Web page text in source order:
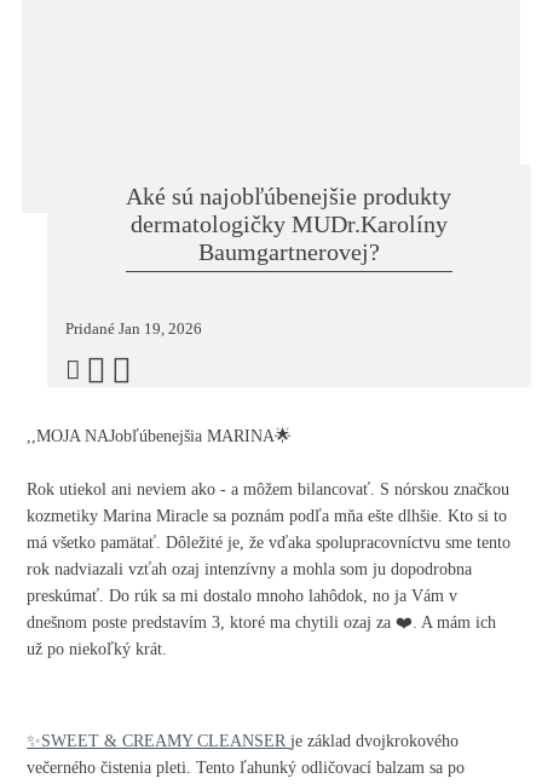
Aké sú najobľúbenejšie produkty
dermatologičky MUDr.Karolíny
Baumgartnerovej?
Pridané Jan 19, 2026
,,MOJA NAJobľúbenejšia MARINA🌟
Rok utiekol ani neviem ako - a môžem bilancovať. S nórskou značkou
kozmetiky Marina Miracle sa poznám podľa mňa ešte dlhšie. Kto si to
má všetko pamätať. Dôležité je, že vďaka spolupracovníctvu sme tento
rok nadviazali vzťah ozaj intenzívny a mohla som ju dopodrobna
preskúmať. Do rúk sa mi dostalo mnoho lahôdok, no ja Vám v
dnešnom poste predstavím 3, ktoré ma chytili ozaj za ❤️. A mám ich
už po niekoľký krát.
✨SWEET & CREAMY CLEANSERje základ dvojkrokového
večerného čistenia pleti. Tento ľahunký odličovací balzam sa po